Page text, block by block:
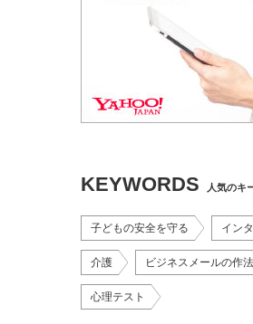
KEYWORDS 人気のキ
子どもの安全を守る イン
介護 ビジネスメールの作法
心理テスト